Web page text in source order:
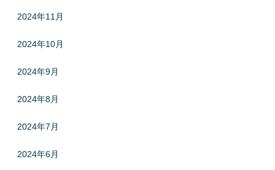
2024年11月
2024年10月
2024年9月
2024年8月
2024年7月
2024年6月